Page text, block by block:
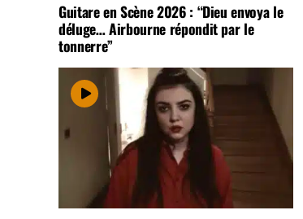
Guitare en Scène 2026 : “Dieu envoya le
déluge… Airbourne répondit par le
tonnerre”